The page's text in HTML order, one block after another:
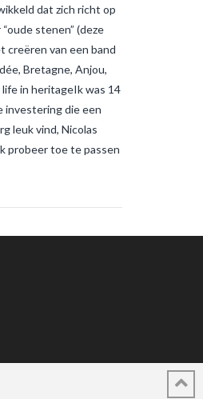
dat zich richt op
stenen” (deze
creëren van een band
Bretagne, Anjou,
in heritageIk was 14
investering die een
leuk vind, Nicolas
probeer toe te passen